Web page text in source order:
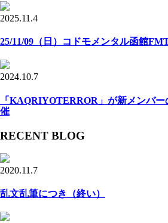
2025.11.4
25/11/09（日）コドモメンタル函館
2024.10.7
「KAQRIYOTERROR」が新メンバ
催
RECENT BLOG
2020.11.7
乱文乱筆につき（終い）